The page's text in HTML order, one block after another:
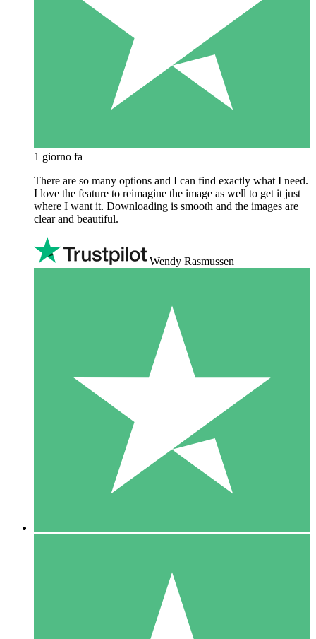
1 giorno fa
There are so many options and I can find exactly what I need.
I love the feature to reimagine the image as well to get it just
where I want it. Downloading is smooth and the images are
clear and beautiful.
Wendy Rasmussen